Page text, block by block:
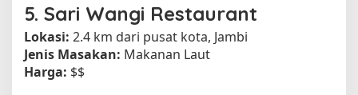
5. Sari Wangi Restaurant
Lokasi: 2.4 km dari pusat kota, Jambi
Jenis Masakan: Makanan Laut
Harga: $$